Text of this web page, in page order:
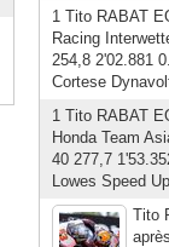
1 Tito RABAT
Racing
254,8 2'02.881
Cortese
1 Tito RABAT
Honda Team
40 277,7
Lowes Speed
Tito